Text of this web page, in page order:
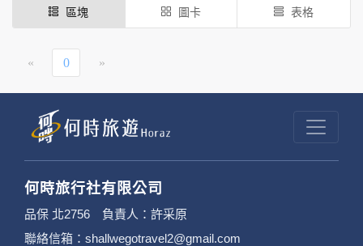
區塊 圖卡 表格
« 0 »
何時旅行社有限公司
品保 北2756 負責人：許采原
聯絡信箱：shallwegotravel2@gmail.com